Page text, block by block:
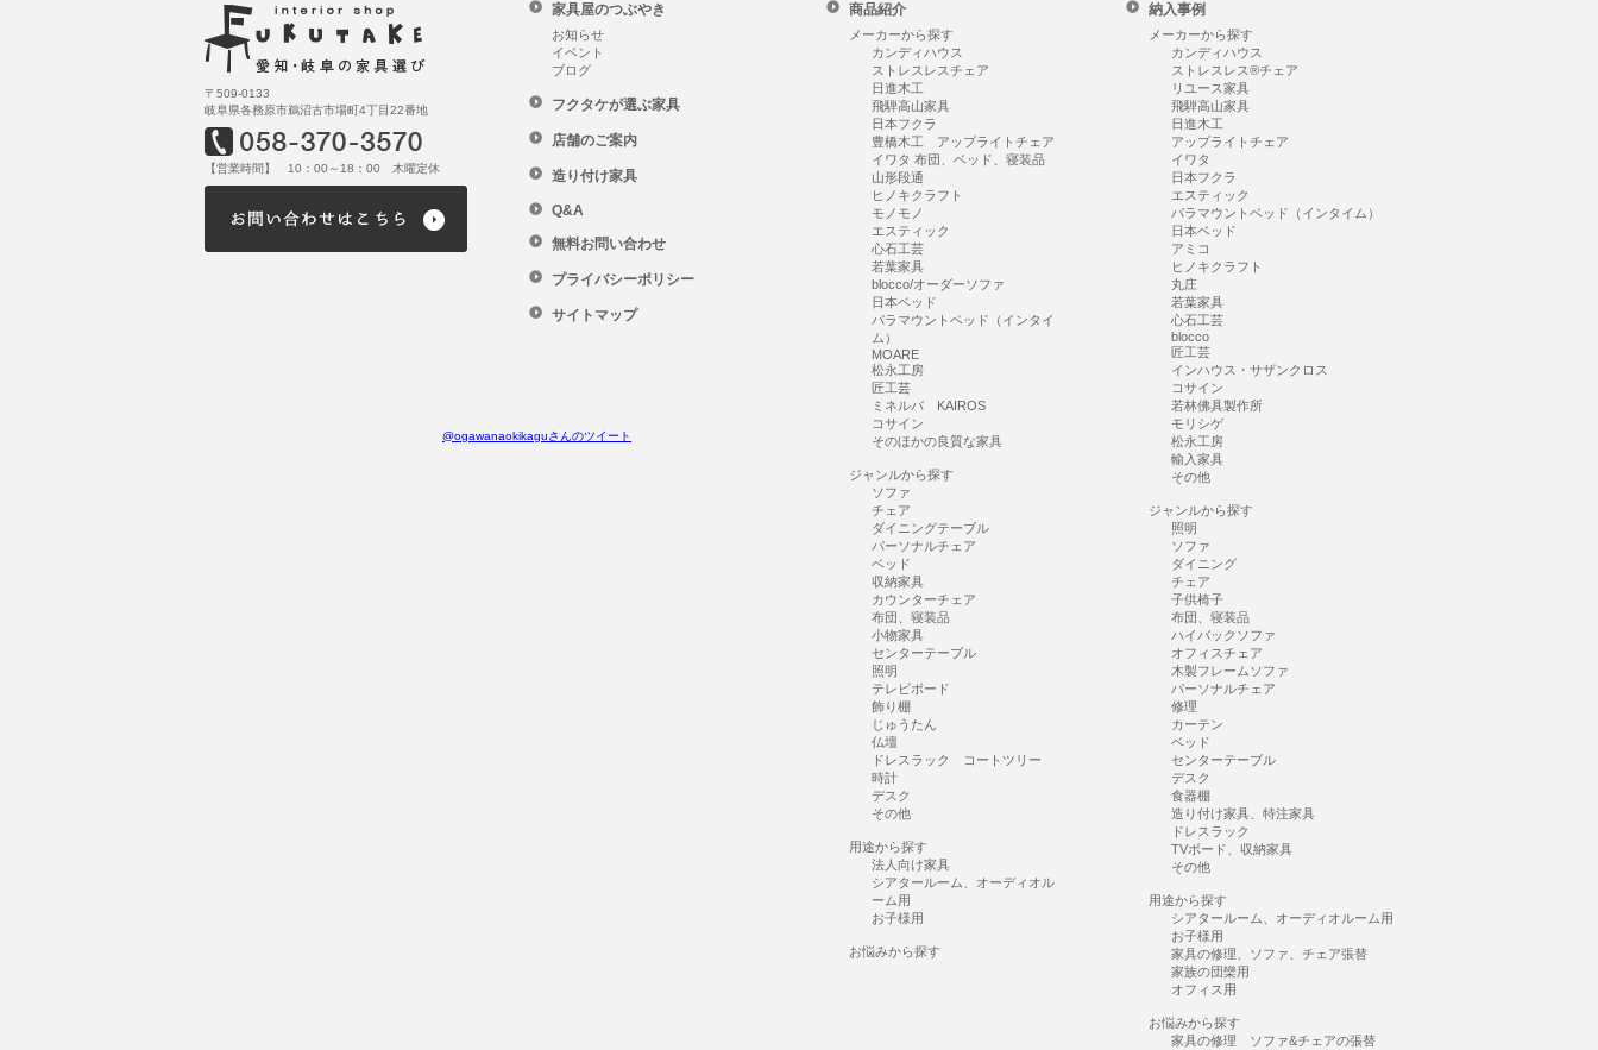
〒509-0133
岐阜県各務原市鵜沼古市場町4丁目22番地
【営業時間】 10：00～18：00 木曜定休
家具屋のつぶやき
お知らせ
イベント
ブログ
フクタケが選ぶ家具
店舗のご案内
造り付け家具
Q&A
無料お問い合わせ
プライバシーポリシー
サイトマップ
商品紹介
メーカーから探す
カンディハウス
ストレスレスチェア
日進木工
飛騨高山家具
日本フクラ
豊橋木工 アップライトチェア
イワタ 布団、ベッド、寝装品
山形段通
ヒノキクラフト
モノモノ
エスティック
心石工芸
若葉家具
blocco/オーダーソファ
日本ベッド
パラマウントベッド（インタイ
ム）
MOARE
松永工房
匠工芸
ミネルバ KAIROS
コサイン
そのほかの良質な家具
ジャンルから探す
ソファ
チェア
ダイニングテーブル
パーソナルチェア
ベッド
収納家具
カウンターチェア
布団、寝装品
小物家具
センターテーブル
照明
テレビボード
飾り棚
じゅうたん
仏壇
ドレスラック コートツリー
時計
デスク
その他
用途から探す
法人向け家具
シアタールーム、オーディオル
ーム用
お子様用
お悩みから探す
納入事例
メーカーから探す
カンディハウス
ストレスレス®チェア
リユース家具
飛騨高山家具
日進木工
アップライトチェア
イワタ
日本フクラ
エスティック
パラマウントベッド（インタイム）
日本ベッド
アミコ
ヒノキクラフト
丸庄
若葉家具
心石工芸
blocco
匠工芸
インハウス・サザンクロス
コサイン
若林佛具製作所
モリシゲ
松永工房
輸入家具
その他
ジャンルから探す
照明
ソファ
ダイニング
チェア
子供椅子
布団、寝装品
ハイバックソファ
オフィスチェア
木製フレームソファ
パーソナルチェア
修理
カーテン
ベッド
センターテーブル
デスク
食器棚
造り付け家具、特注家具
ドレスラック
TVボード、収納家具
その他
用途から探す
シアタールーム、オーディオルーム用
お子様用
家具の修理、ソファ、チェア張替
家族の団欒用
オフィス用
お悩みから探す
家具の修理 ソファ&チェアの張替
@ogawanaokikaguさんのツイート